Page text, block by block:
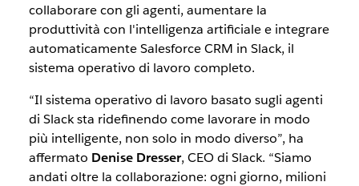
collaborare con gli agenti, aumentare la
produttività con l'intelligenza artificiale e integrare
automaticamente Salesforce CRM in Slack, il
sistema operativo di lavoro completo.
“Il sistema operativo di lavoro basato sugli agenti
di Slack sta ridefinendo come lavorare in modo
più intelligente, non solo in modo diverso”, ha
affermato Denise Dresser, CEO di Slack. “Siamo
andati oltre la collaborazione: ogni giorno, milioni